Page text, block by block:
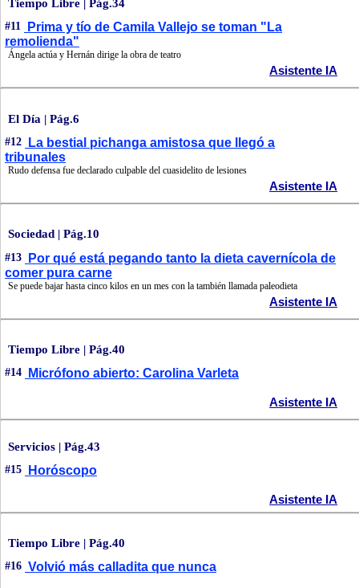
Tiempo Libre | Pág.34
#11
Prima y tío de Camila Vallejo se toman "La
remolienda"
Ángela actúa y Hernán dirige la obra de teatro
Asistente IA
El Día | Pág.6
#12
La bestial pichanga amistosa que llegó a
tribunales
Rudo defensa fue declarado culpable del cuasidelito de lesiones
Asistente IA
Sociedad | Pág.10
#13
Por qué está pegando tanto la dieta cavernícola de
comer pura carne
Se puede bajar hasta cinco kilos en un mes con la también llamada paleodieta
Asistente IA
Tiempo Libre | Pág.40
#14 Micrófono abierto: Carolina Varleta
Asistente IA
Servicios | Pág.43
#15 Horóscopo
Asistente IA
Tiempo Libre | Pág.40
#16 Volvió más calladita que nunca